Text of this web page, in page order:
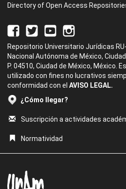
Directory of Open Access
Repositorio Universitario Jurídicas
Nacional Autónoma de México,
P. 04510, Ciudad de México, México.
utilizado con fines no lucrativos
conformidad con el AVISO LEGAL.
¿Cómo llegar?
Suscripción a actividades
Normatividad